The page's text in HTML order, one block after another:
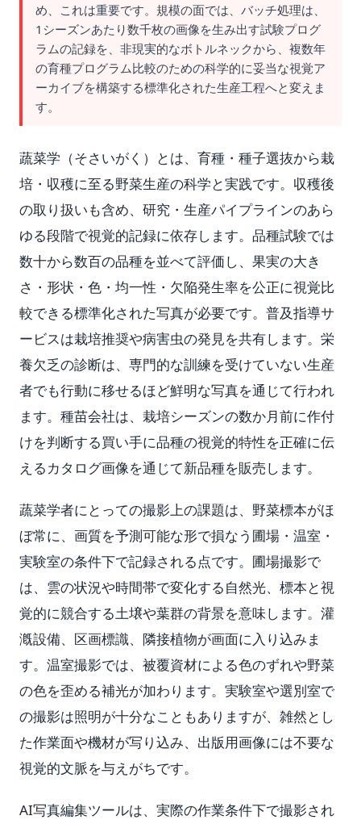
め、これは重要です。規模の面では、バッチ処理は、
1シーズンあたり数千枚の画像を生み出す試験プログ
ラムの記録を、非現実的なボトルネックから、複数年
の育種プログラム比較のための科学的に妥当な視覚ア
ーカイブを構築する標準化された生産工程へと変えま
す。
蔬菜学（そさいがく）とは、育種・種子選抜から栽
培・収穫に至る野菜生産の科学と実践です。収穫後
の取り扱いも含め、研究・生産パイプラインのあら
ゆる段階で視覚的記録に依存します。品種試験では
数十から数百の品種を並べて評価し、果実の大き
さ・形状・色・均一性・欠陥発生率を公正に視覚比
較できる標準化された写真が必要です。普及指導サ
ービスは栽培推奨や病害虫の発見を共有します。栄
養欠乏の診断は、専門的な訓練を受けていない生産
者でも行動に移せるほど鮮明な写真を通じて行われ
ます。種苗会社は、栽培シーズンの数か月前に作付
けを判断する買い手に品種の視覚的特性を正確に伝
えるカタログ画像を通じて新品種を販売します。
蔬菜学者にとっての撮影上の課題は、野菜標本がほ
ぼ常に、画質を予測可能な形で損なう圃場・温室・
実験室の条件下で記録される点です。圃場撮影で
は、雲の状況や時間帯で変化する自然光、標本と視
覚的に競合する土壌や葉群の背景を意味します。灌
漑設備、区画標識、隣接植物が画面に入り込みま
す。温室撮影では、被覆資材による色のずれや野菜
の色を歪める補光が加わります。実験室や選別室で
の撮影は照明が十分なこともありますが、雑然とし
た作業面や機材が写り込み、出版用画像には不要な
視覚的文脈を与えがちです。
AI写真編集ツールは、実際の作業条件下で撮影され